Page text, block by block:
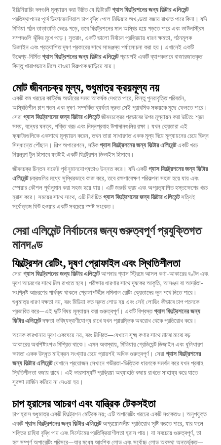
ইঞ্জিনিয়ারিং দলগুলি মূল্যায়ন করা উচিত যে ফিল্টারটিগ্যাস ফিল্ট্রেশনের জন্য ফিল্টার এলিমেন্ট
প্রতিস্থাপনের পূর্বে ডিফারেনশিয়াল চাপ বৃদ্ধি পেলে মিডিয়ার অখণ্ডতা বজায় রাখতে পারে কিনা। যদি
মিডিয়া গঠন তাড়াতাড়ি ভেঙে পড়ে, তবে ফিল্ট্রেশনের মান অস্থির হয়ে পড়তে পারে এবং ডাউনস্ট্রিম
সম্পদগুলি ঝুঁকির মুখে পড়ে। সুতরাং, একটি ভালো নির্বাচন প্রক্রিয়ায় ধারণ ক্ষমতা, গঠনমূলক
ডিজাইন এবং প্রত্যাশিত দূষণ প্রকারের সাথে সামঞ্জস্য পর্যালোচনা করা হয়। এখানেই একটি
উদ্দেশ্য-নির্মিতগ্যাস ফিল্ট্রেশনের জন্য ফিল্টার এলিমেন্টপ্রায়শই একটি ব্যাপকভাবে বাজারজাতকৃত
কিন্তু খারাপভাবে মিলে যাওয়া বিকল্পকে ছাড়িয়ে যায়।
মোট জীবনচক্র মূল্য, শুধুমাত্র ক্রয়মূল্য নয়
একটি কম খরচের কার্ট্রিজ অর্ডারের সময় আকর্ষক দেখতে পারে, কিন্তু পুনরাবৃত্তি পরিবর্তন,
অস্থিতিশীল চাপ পতন এবং দূষণ-সম্পর্কিত ব্যর্থতা দ্রুত সেই প্রাথমিক সঞ্চয়কে মুছে ফেলতে পারে।
সেরাগ্যাস ফিল্ট্রেশনের জন্য ফিল্টার এলিমেন্টজীবনচক্রের প্রভাবের উপর মূল্যায়ন করা উচিত: শ্রম
সময়, বন্ধের ঘনত্ব, শক্তি খরচ এবং নিম্নপ্রবাহ উপাদানগুলির রক্ষা। যখন ক্রেতারা এই
ফ্যাক্টরগুলিকে একসাথে মূল্যায়ন করেন, তখন তারা সাধারণত একক মূল্য দিয়ে মূল্যায়নের চেয়ে ভিন্ন
সিদ্ধান্তে পৌঁছান। শিল্প অপারেশনে, সঠিকগ্যাস ফিল্ট্রেশনের জন্য ফিল্টার এলিমেন্টএকটি খরচ
নিয়ন্ত্রণ টুল হিসাবে যতটাই একটি ফিল্ট্রেশন ডিভাইস হিসাবে।
জীবনচক্র চিন্তন বাজেট পূর্বানুমানযোগ্যতাও উন্নত করে। যদি একটিগ্যাস ফিল্ট্রেশনের জন্য ফিল্টার
এলিমেন্টচক্রগুলির মধ্যে সুস্থিরভাবে কাজ করে, তবে রক্ষণাবেক্ষণ পরিকল্পনা সহজ হয়ে যায় এবং
স্পেয়ার কৌশল পূর্বানুমান করা সহজ হয়ে যায়। এটি জরুরি ক্রয় এবং অপ্রত্যাশিত হস্তক্ষেপের খরচ
হ্রাস করে। সময়ের সাথে সাথে, এটি নির্বাচিতগ্যাস ফিল্ট্রেশনের জন্য ফিল্টার এলিমেন্টসত্যিই
সর্বোত্তম ফিট হওয়ার একটি সবচেয়ে স্পষ্ট সংকেত।
সেরা এলিমেন্ট নির্বাচনের জন্য গুরুত্বপূর্ণ প্রযুক্তিগত
মানদণ্ড
ফিল্ট্রেশন রেটিং, দূষণ প্রোফাইল এবং স্থিতিশীলতা
সেরাগ্যাস ফিল্ট্রেশনের জন্য ফিল্টার এলিমেন্টআপনার গ্যাস স্ট্রিমে আসল কণা-আকারের বণ্টন এবং
দূষণ আচরণের সাথে মিল রাখতে হবে। পরীক্ষার ধারণার সাথে দূষকের আকৃতি, আসঞ্জন বা আর্দ্রতা-
সংশ্লিষ্ট আচরণের পার্থক্য থাকলে প্রেক্ষাপটহীন নমিনাল রেটিং ক্রেতাদের ভুল পথে নিতে পারে।
শুধুমাত্র ধারণ দক্ষতা নয়, বরং মিডিয়া কত দ্রুত লোড হয় এবং সেই লোডিং কীভাবে চাপ পতনকে
প্রভাবিত করে—এই দুটি বিষয় মূল্যায়ন করা গুরুত্বপূর্ণ। একটি বিশ্বস্তগ্যাস ফিল্ট্রেশনের জন্য
ফিল্টার এলিমেন্টদক্ষতা ভবিষ্যদ্বাণীযোগ্য রাখে যখন প্রারম্ভিক অবরোধ থেকে প্রতিরোধ করে।
অনেক কারখানায় দূষণ একঘেয়ে নয়, বরং মিশ্রিত—যেখানে সূক্ষ্ম কণার সাথে মাঝে মাঝে বড়
আকারের অবশিষ্টাংশও মিশ্রিত থাকে। এমন অবস্থায়, মিডিয়ার গ্রেডিয়েন্ট ডিজাইন এবং ধূলিধারণ
ক্ষমতা একক উদ্ধৃত মাইক্রন সংখ্যার চেয়ে প্রায়শই অধিক গুরুত্বপূর্ণ। সেরাগ্যাস ফিল্ট্রেশনের
জন্য ফিল্টার এলিমেন্টযেখানে প্রয়োজন সেখানে গভীরতা-ভিত্তিক ধারণকে সমর্থন করে যখন প্রবাহ
স্থিতিশীলতা বজায় রাখে। এই ভারসাম্যটি প্রক্রিয়া অব্যাহতি বজায় রাখতে সাহায্য করে যাতে
সুরক্ষা মার্জিন কমিয়ে না দেওয়া হয়।
চাপ হ্রাসের আচরণ এবং যান্ত্রিক টেকসইতা
চাপ হ্রাস শুধুমাত্র একটি ফিল্ট্রেশন মেট্রিক নয়; এটি অপারেটিং খরচের একটি সংকেতও। অনুপযুক্ত
একটিগ্যাস ফিল্ট্রেশনের জন্য ফিল্টার এলিমেন্টঅপ্রয়োজনীয় প্রতিরোধ সৃষ্টি করতে পারে, যার ফলে
শক্তির চাহিদা বৃদ্ধি পায় এবং সিস্টেমের প্রতিক্রিয়াশীলতা হ্রাস পায়। যা সবচেয়ে গুরুত্বপূর্ণ, তা
হল সম্পূর্ণ অপারেটিং পরিসরে—যার মধ্যে আংশিক লোড এবং সর্বোচ্চ লোড অবস্থা অন্তর্ভুক্ত—